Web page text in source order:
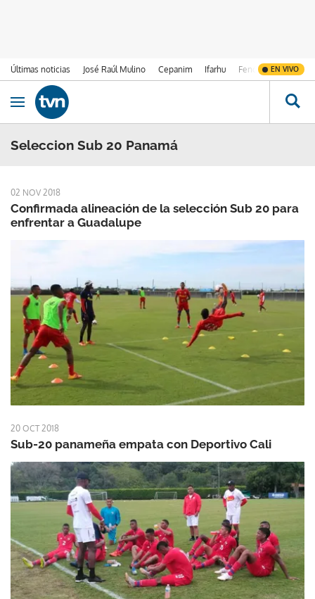
Últimas noticias José Raúl Mulino Cepanim Ifarhu Fenómeno de El
EN VIVO
Ir al contenido
Obrir navegació
Seleccion Sub 20 Panamá
02 NOV 2018
Confirmada alineación de la selección Sub 20 para
enfrentar a Guadalupe
20 OCT 2018
Sub-20 panameña empata con Deportivo Cali